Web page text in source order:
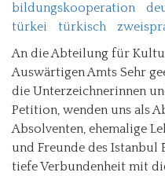
bildungskooperation
türkei
türkisch
An die Abteilung für
Auswärtigen Amts Sehr
die Unterzeichnerinnen
Petition, wenden uns als
Absolventen, ehemalige
und Freunde des Istanbul
tiefe Verbundenheit mit